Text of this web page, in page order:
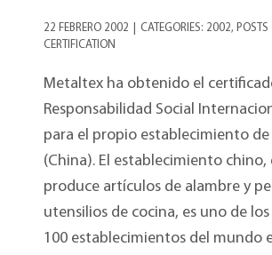
22 FEBRERO 2002 CATEGORIES: 2002, POSTS
CERTIFICATION
Metaltex ha obtenido el
Responsabilidad Social
para el propio establecimiento
(China). El establecimiento chino,
produce artículos de alambre y
utensilios de cocina, es uno de
100 establecimientos del mundo